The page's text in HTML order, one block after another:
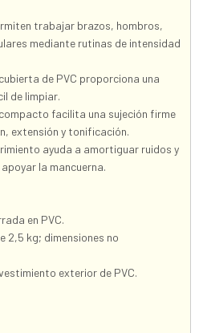
trabajar brazos, hombros,
mediante rutinas de intensidad
de PVC proporciona una
de limpiar.
facilita una sujeción firme
extensión y tonificación.
ayuda a amortiguar ruidos y
la mancuerna.
en PVC.
2,5 kg; dimensiones no
exterior de PVC.